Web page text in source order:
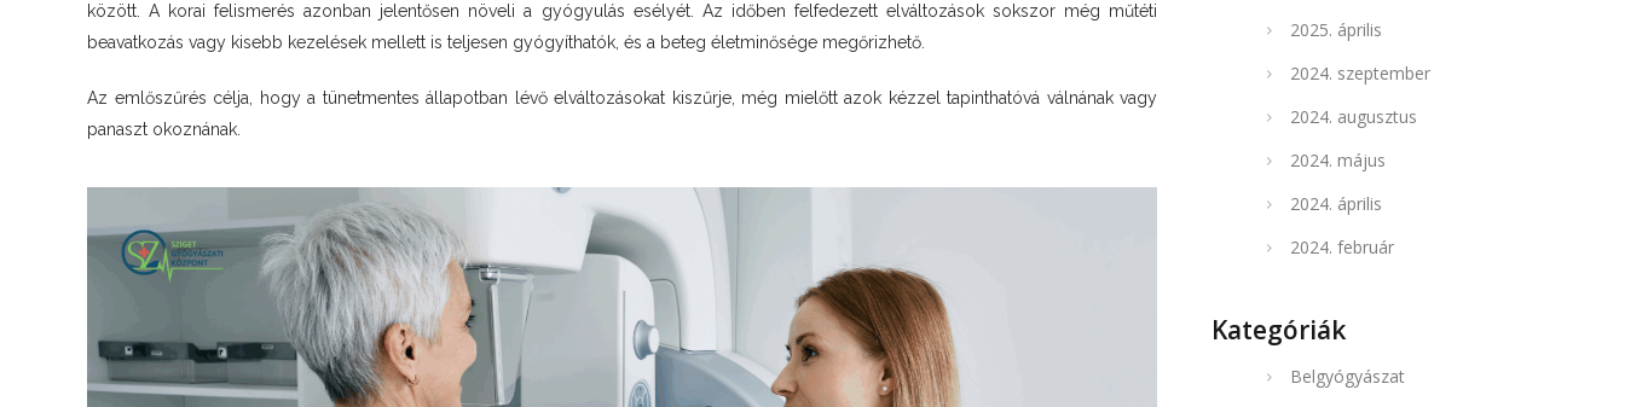
között. A korai felismerés azonban jelentősen növeli a gyógyulás esélyét. Az időben felfedezett elváltozások sokszor még műtéti
beavatkozás vagy kisebb kezelések mellett is teljesen gyógyíthatók, és a beteg életminősége megőrizhető.
Az emlőszűrés célja, hogy a tünetmentes állapotban lévő elváltozásokat kiszűrje, még mielőtt azok kézzel tapinthatóvá válnának vagy
panaszt okoznának.
2025. április
2024. szeptember
2024. augusztus
2024. május
2024. április
2024. február
Kategóriák
Belgyógyászat